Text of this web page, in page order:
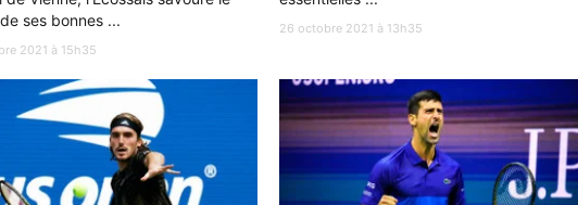
ses bonnes ...
2021 à 15h35
26 octobre 2021 à 13h35